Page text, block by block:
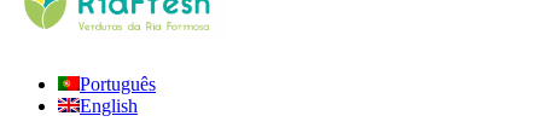
Português
English